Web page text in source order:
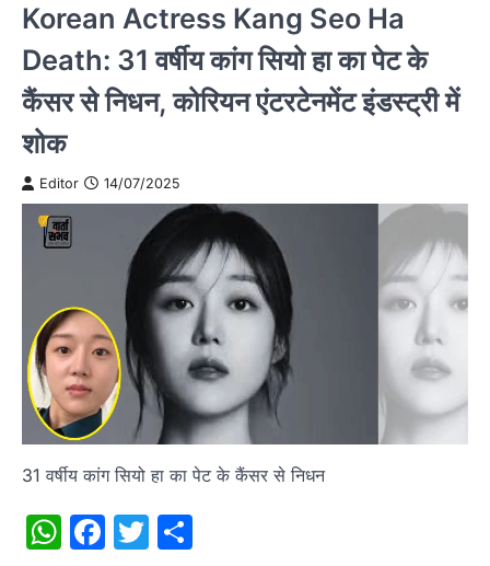
Korean Actress Kang Seo Ha
Death: 31 वर्षीय कांग सियो हा का पेट के
कैंसर से निधन, कोरियन एंटरटेनमेंट इंडस्ट्री में
शोक
Editor 14/07/2025
31 वर्षीय कांग सियो हा का पेट के कैंसर से निधन
WhatsApp
Facebook
Twitter